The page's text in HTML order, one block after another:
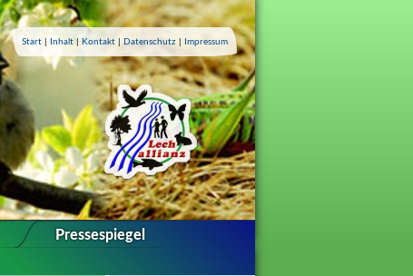
Start| Inhalt| Kontakt| Datenschutz| Impressum
Pressespiegel